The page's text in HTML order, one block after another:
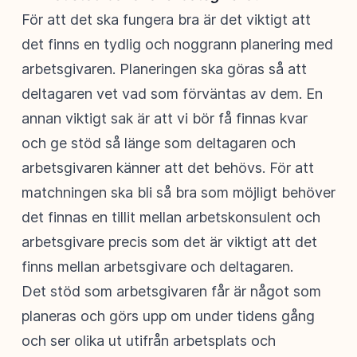
För att det ska fungera bra är det viktigt att
det finns en tydlig och noggrann planering med
arbetsgivaren. Planeringen ska göras så att
deltagaren vet vad som förväntas av dem. En
annan viktigt sak är att vi bör få finnas kvar
och ge stöd så länge som deltagaren och
arbetsgivaren känner att det behövs. För att
matchningen ska bli så bra som möjligt behöver
det finnas en tillit mellan arbetskonsulent och
arbetsgivare precis som det är viktigt att det
finns mellan arbetsgivare och deltagaren.
Det stöd som arbetsgivaren får är något som
planeras och görs upp om under tidens gång
och ser olika ut utifrån arbetsplats och